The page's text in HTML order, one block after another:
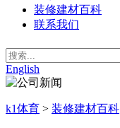
装修建材百科
联系我们
English
k1体育 > 装修建材百科